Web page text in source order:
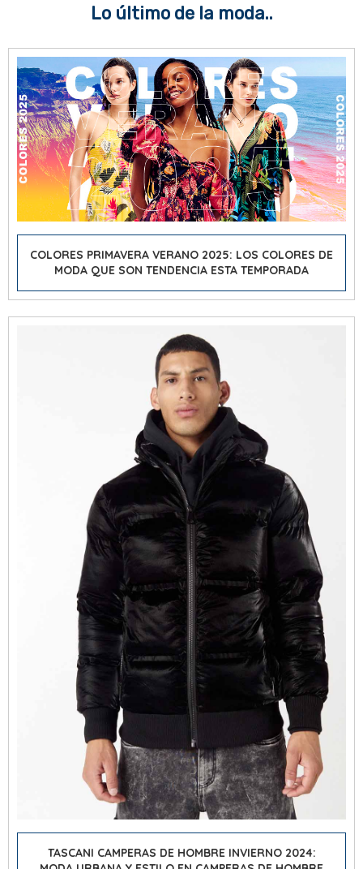
Lo último de la moda..
COLORES PRIMAVERA VERANO 2025: LOS COLORES DE
MODA QUE SON TENDENCIA ESTA TEMPORADA
TASCANI CAMPERAS DE HOMBRE INVIERNO 2024: